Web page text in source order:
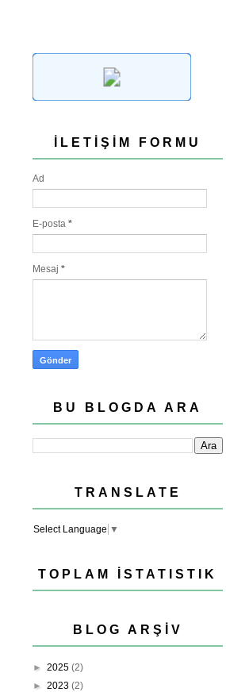
İLETIŞIM FORMU
Ad
E-posta *
Mesaj *
BU BLOGDA ARA
TRANSLATE
Select Language ▼
TOPLAM İSTATISTIK
BLOG ARŞIV
► 2025 (2)
► 2023 (2)